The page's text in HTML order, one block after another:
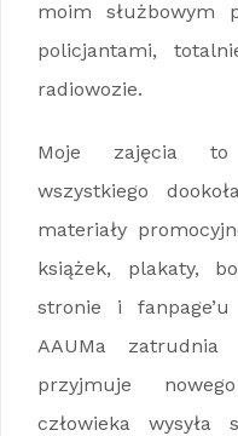
moim służbowym
policjantami,
radiowozie.
Moje zajęcia to
wszystkiego
materiały
książek, plakaty,
stronie i
AAUMa zatrudnia
przyjmuje
człowieka